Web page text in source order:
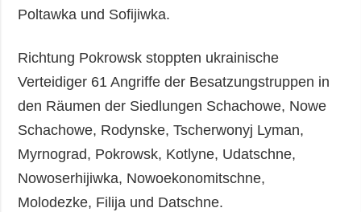
Poltawka und Sofijiwka.
Richtung Pokrowsk stoppten ukrainische
Verteidiger 61 Angriffe der Besatzungstruppen in
den Räumen der Siedlungen Schachowe, Nowe
Schachowe, Rodynske, Tscherwonyj Lyman,
Myrnograd, Pokrowsk, Kotlyne, Udatschne,
Nowoserhijiwka, Nowoekonomitschne,
Molodezke, Filija und Datschne.